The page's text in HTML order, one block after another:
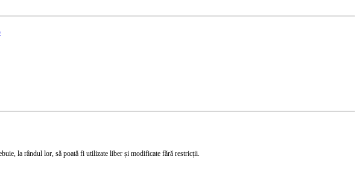
la rândul lor, să poată fi utilizate liber și modificate fără restricții.